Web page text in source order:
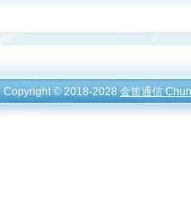
Copyright © 2018-2028金笛通信